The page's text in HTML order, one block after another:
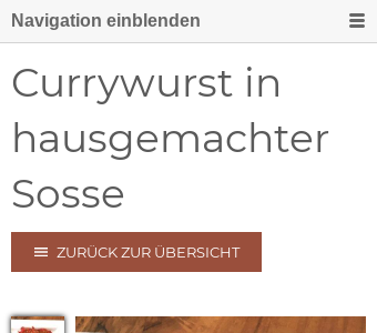
Navigation einblenden
Currywurst in
hausgemachter
Sosse
ZURÜCK ZUR ÜBERSICHT